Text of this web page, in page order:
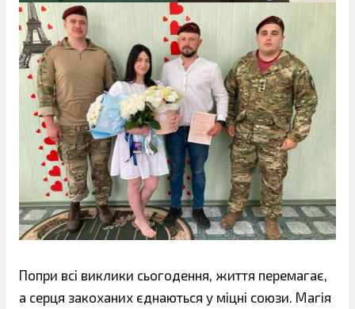
Попри всі виклики сьогодення, життя перемагає,
а серця закоханих єднаються у міцні союзи. Магія